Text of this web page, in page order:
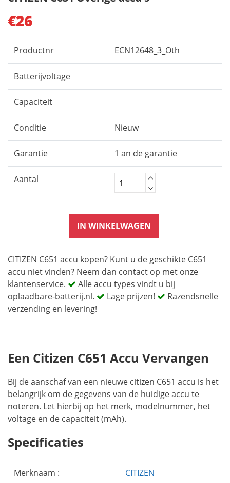
€26
Productnr ECN12648_3_Oth
Batterijvoltage
Capaciteit
Conditie Nieuw
Garantie 1 an de garantie
Aantal
IN WINKELWAGEN
CITIZEN C651 accu kopen? Kunt u de geschikte C651
accu niet vinden? Neem dan contact op met onze
klantenservice.
Alle accu types vindt u bij
oplaadbare-batterij.nl.
Lage prijzen!
Razendsnelle
verzending en levering!
Een Citizen C651 Accu Vervangen
Bij de aanschaf van een nieuwe citizen C651 accu is het
belangrijk om de gegevens van de huidige accu te
noteren. Let hierbij op het merk, modelnummer, het
voltage en de capaciteit (mAh).
Specificaties
Merknaam : CITIZEN